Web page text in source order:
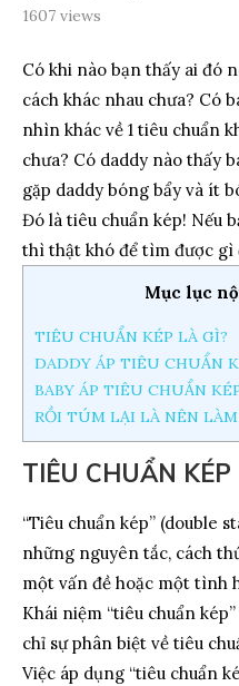
1607 views
Có khi nào bạn thấy ai đó
cách khác nhau chưa? Có
nhìn khác về 1 tiêu chuẩn
chưa? Có daddy nào thấy
gặp daddy bóng bẩy và ít
Đó là tiêu chuẩn kép! Nếu
thì thật khó để tìm được gì
Mục lục
TIÊU CHUẨN KÉP LÀ GÌ?
DADDY ÁP TIÊU CHUẨN
BABY ÁP TIÊU CHUẨN
RỒI TÚM LẠI LÀ NÊN
TIÊU CHUẨN KÉP
“Tiêu chuẩn kép” (double
những nguyên tắc, cách
một vấn đề hoặc một tình
Khái niệm “tiêu chuẩn
chỉ sự phân biệt về tiêu
Việc áp dụng “tiêu chuẩn